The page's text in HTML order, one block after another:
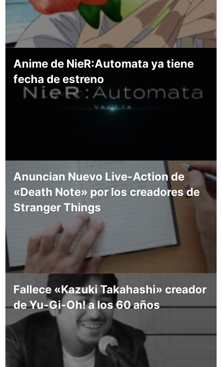
Anime de NieR:Automata ya tiene
fecha de estreno
Anuncian Nuevo Live-Action de
«Death Note» por los creadores de
Stranger Things
Fallece «Kazuki Takahashi» creador
de Yu-Gi-Oh! a los 60 años